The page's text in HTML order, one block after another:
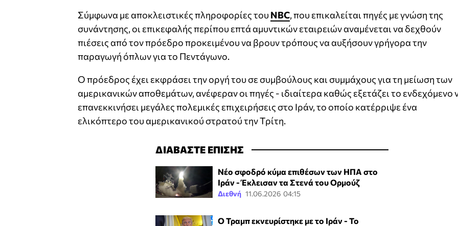
Σύμφωνα με αποκλειστικές πληροφορίες τουNBC, που επικαλείται πηγές με γνώση της
συνάντησης, οι επικεφαλής περίπου επτά αμυντικών εταιρειών αναμένεται να δεχθούν
πιέσεις από τον πρόεδρο προκειμένου να βρουν τρόπους να αυξήσουν γρήγορα την
παραγωγή όπλων για το Πεντάγωνο.
Ο πρόεδρος έχει εκφράσει την οργή του σε συμβούλους και συμμάχους για τη μείωση των
αμερικανικών αποθεμάτων, ανέφεραν οι πηγές - ιδιαίτερα καθώς εξετάζει το ενδεχόμενο
επανεκκινήσει μεγάλες πολεμικές επιχειρήσεις στο Ιράν, το οποίο κατέρριψε ένα
ελικόπτερο του αμερικανικού στρατού την Τρίτη.
ΔΙΑΒΑΣΤΕ ΕΠΙΣΗΣ
Νέο σφοδρό κύμα επιθέσων των ΗΠΑ στο
Ιράν - Έκλεισαν τα Στενά του Ορμούζ
Διεθνή 11.06.2026 04:15
Ο Τραμπ εκνευρίστηκε με το Ιράν - Το